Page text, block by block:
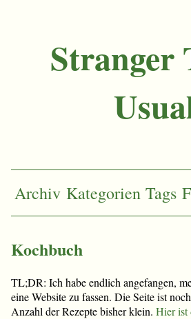
Stranger
Archiv Kategorien Tags
Kochbuch
TL;DR: Ich habe endlich angefangen,
eine Website zu fassen. Die Seite ist
Anzahl der Rezepte bisher klein. Hier ist